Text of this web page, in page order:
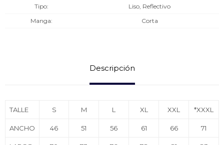
Tipo
Liso, Reflectivo
Manga
Corta
Descripción
TALLE S M L XL XXL *XXXL
ANCHO 46 51 56 61 66 71